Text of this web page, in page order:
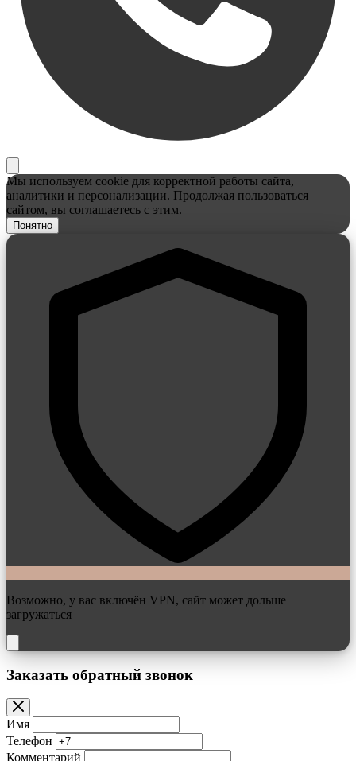
Мы используем cookie для корректной работы сайта,
аналитики и персонализации. Продолжая пользоваться
сайтом, вы соглашаетесь с этим.
Понятно
Возможно, у вас включён VPN, сайт может дольше
загружаться
Заказать обратный звонок
Имя
Телефон
Комментарий